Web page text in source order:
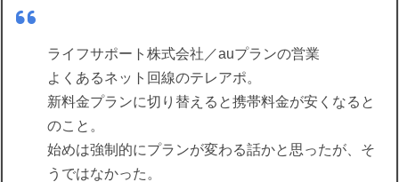
ライフサポート株式会社／auプランの営業
よくあるネット回線のテレアポ。
新料金プランに切り替えると携帯料金が安くなると
のこと。
始めは強制的にプランが変わる話かと思ったが、そ
うではなかった。